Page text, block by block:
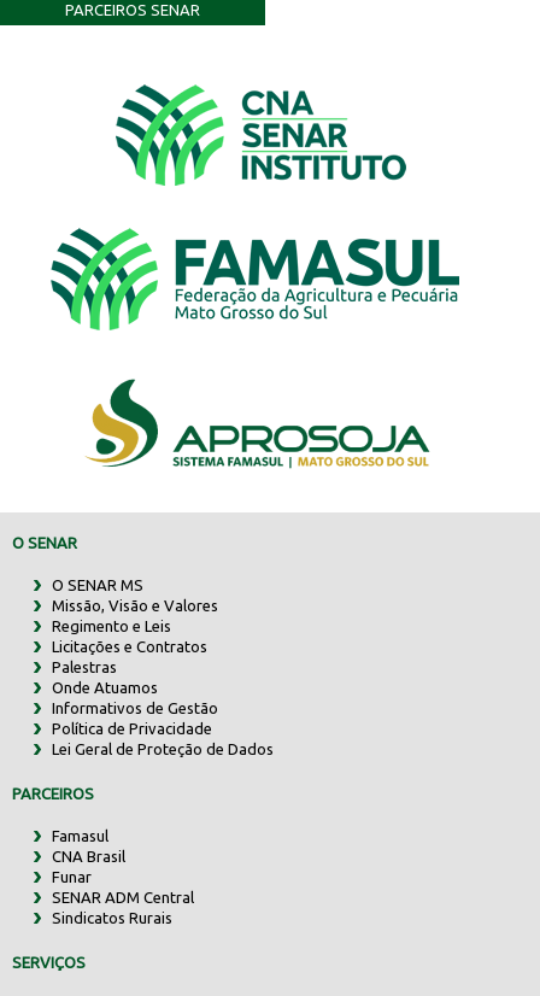
PARCEIROS SENAR
O SENAR
O SENAR MS
Missão, Visão e Valores
Regimento e Leis
Licitações e Contratos
Palestras
Onde Atuamos
Informativos de Gestão
Política de Privacidade
Lei Geral de Proteção de Dados
PARCEIROS
Famasul
CNA Brasil
Funar
SENAR ADM Central
Sindicatos Rurais
SERVIÇOS